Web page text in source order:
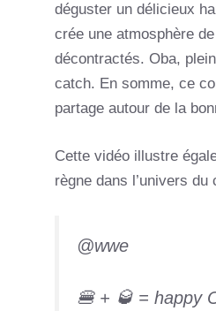
déguster un délicieux
crée une atmosphère
décontractés. Oba,
catch. En somme, ce
partage autour de la
Cette vidéo illustre
règne dans l’univers du
@wwe
🍔 + 🥃 = happy